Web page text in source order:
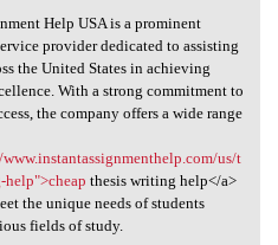
Help USA
Help USA is a prominent
provider dedicated to assisting
the United States in achieving
With a strong commitment to
the company offers a wide range
us/t
thesis writing help</a>
the unique needs of students
fields of study.